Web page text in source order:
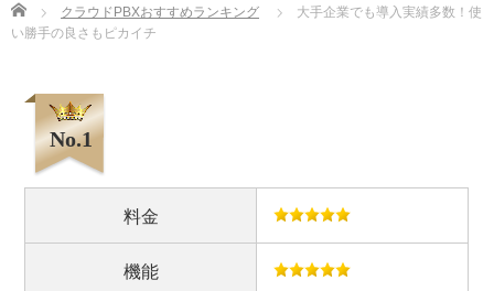
Home クラウドPBXおすすめランキング
大手企業でも導入実績多数！使
い勝手の良さもピカイチ
No.1
料金
機能